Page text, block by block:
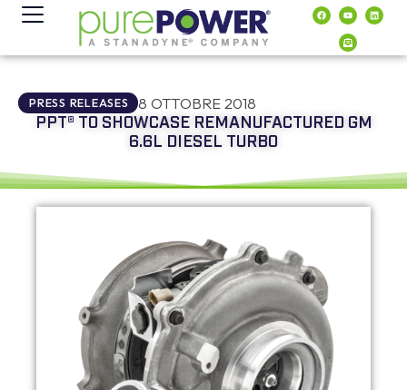
contenuto
PRESS RELEASES 8 OTTOBRE 2018
PPT® TO SHOWCASE REMANUFACTURED GM
6.6L DIESEL TURBO